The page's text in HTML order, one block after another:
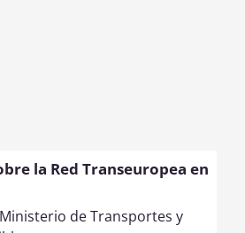
la Red Transeuropea en
de Transportes y